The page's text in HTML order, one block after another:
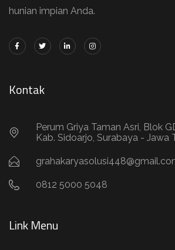
hunian impian Anda.
Kontak
Perum Griya Taman Asri, Blok
Kab. Sidoarjo, Surabaya - Jawa
0812 5000 5048
Link Menu